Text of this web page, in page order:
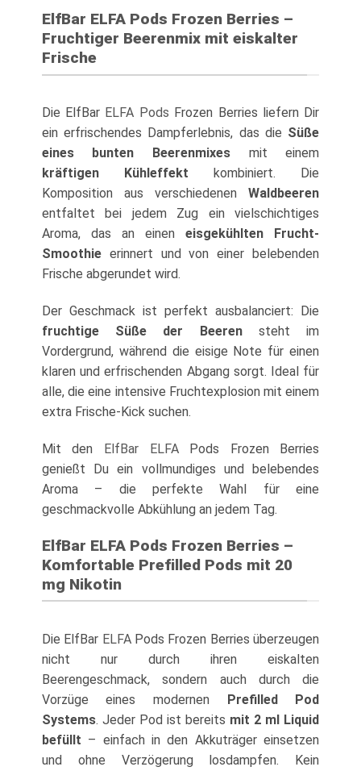
ElfBar ELFA Pods Frozen Berries –
Fruchtiger Beerenmix mit eiskalter
Frische
Die ElfBar ELFA Pods Frozen Berries liefern Dir
ein erfrischendes Dampferlebnis, das die Süße
eines bunten Beerenmixes mit einem
kräftigen Kühleffekt kombiniert. Die
Komposition aus verschiedenenWaldbeeren
entfaltet bei jedem Zug ein vielschichtiges
Aroma, das an eineneisgekühlten Frucht-
Smoothieerinnert und von einer belebenden
Frische abgerundet wird.
Der Geschmack ist perfekt ausbalanciert: Die
fruchtige Süße der Beerensteht im
Vordergrund, während die eisige Note für einen
klaren und erfrischenden Abgang sorgt. Ideal für
alle, die eine intensive Fruchtexplosion mit einem
extra Frische-Kick suchen.
Mit den ElfBar ELFAPods Frozen Berries
genießt Du ein vollmundiges und belebendes
Aroma – die perfekte Wahl für eine
geschmackvolle Abkühlung an jedem Tag.
ElfBar ELFA Pods Frozen Berries –
Komfortable Prefilled Pods mit 20
mg Nikotin
Die ElfBar ELFAPods Frozen Berries überzeugen
nicht nur durch ihren eiskalten
Beerengeschmack, sondern auch durch die
Vorzüge eines modernen Prefilled Pod
Systems. Jeder Pod ist bereits mit 2 ml Liquid
befüllt – einfach in den Akkuträger einsetzen
und ohne Verzögerung losdampfen. Kein